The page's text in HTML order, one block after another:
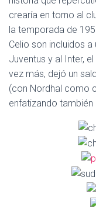
crearía en torno al
la temporada de
Celio son incluidos
Juventus y al Inter,
vez más, dejó un
(con Nordhal como
enfatizando